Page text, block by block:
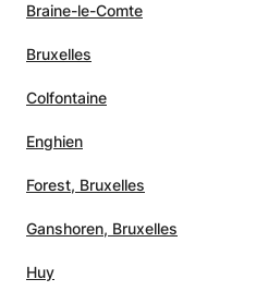
Braine-le-Comte
Bruxelles
Colfontaine
Enghien
Forest, Bruxelles
Ganshoren, Bruxelles
Huy